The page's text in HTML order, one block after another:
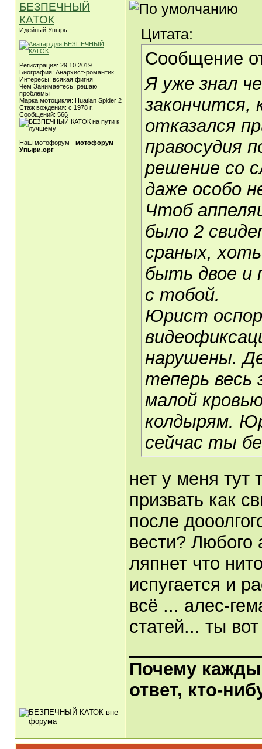
БЕЗПЕЧНЫЙ
КАТОК
Идейный Упырь
Регистрация: 29.10.2019
Биография: Анархист-романтик
Интересы: всякая фигня
Чем Занимаетесь: решаю
проблемы
Марка мотоцикля: Huatian Spider 2
Стаж вождения: с 1978 г.
Сообщений: 566
Наш мотофорум - мотофорум
Упыри.орг
Цитата:
Сообщение
Я уже знал
закончится,
отказался
правосудия
решение со
даже особо
Чтоб
было 2
сраных,
быть двое и
с тобой.
Юрист
нарушены.
теперь весь
малой
колдырям.
сейчас ты
нет у меня тут
призвать как
после
вести?
ляпнет что
испугается и
всё ... алес-
статей... ты
Почему
ответ, кто-